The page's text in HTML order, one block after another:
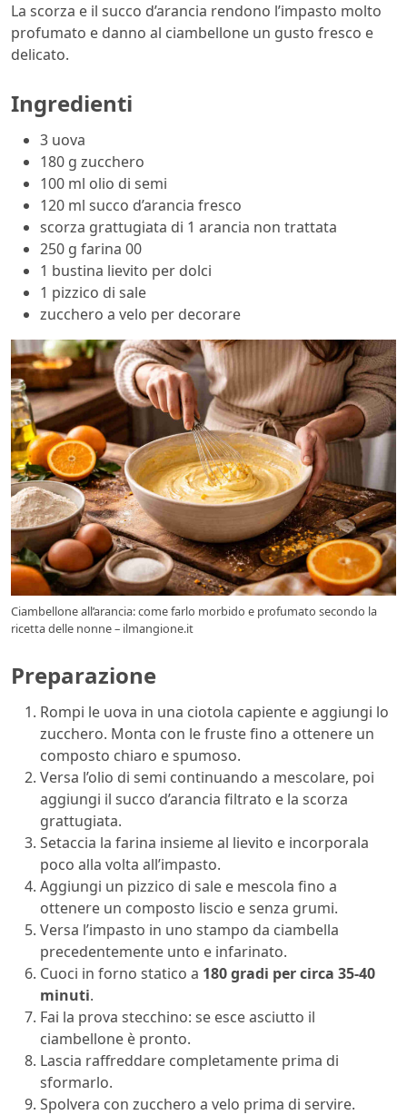
La scorza e il succo d’arancia rendono l’impasto molto
profumato e danno al ciambellone un gusto fresco e
delicato.
Ingredienti
3 uova
180 g zucchero
100 ml olio di semi
120 ml succo d’arancia fresco
scorza grattugiata di 1 arancia non trattata
250 g farina 00
1 bustina lievito per dolci
1 pizzico di sale
zucchero a velo per decorare
Ciambellone all’arancia: come farlo morbido e profumato secondo la
ricetta delle nonne – ilmangione.it
Preparazione
Rompi le uova in una ciotola capiente e aggiungi lo
zucchero. Monta con le fruste fino a ottenere un
composto chiaro e spumoso.
Versa l’olio di semi continuando a mescolare, poi
aggiungi il succo d’arancia filtrato e la scorza
grattugiata.
Setaccia la farina insieme al lievito e incorporala
poco alla volta all’impasto.
Aggiungi un pizzico di sale e mescola fino a
ottenere un composto liscio e senza grumi.
Versa l’impasto in uno stampo da ciambella
precedentemente unto e infarinato.
Cuoci in forno statico a 180 gradi per circa 35-40
minuti.
Fai la prova stecchino: se esce asciutto il
ciambellone è pronto.
Lascia raffreddare completamente prima di
sformarlo.
Spolvera con zucchero a velo prima di servire.